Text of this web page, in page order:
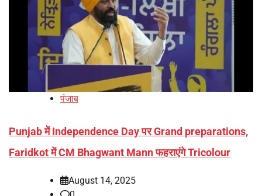
पंजाब
Punjab में Independence Day पर Grand preparations,
Faridkot में CM Bhagwant Mann फहराएंगे Tricolour
August 14, 2025